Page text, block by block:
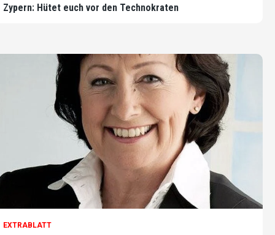
Zypern: Hütet euch vor den Technokraten
EXTRABLATT